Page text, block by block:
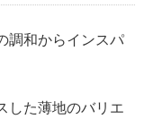
調和からインスパ
した薄地のバリエ